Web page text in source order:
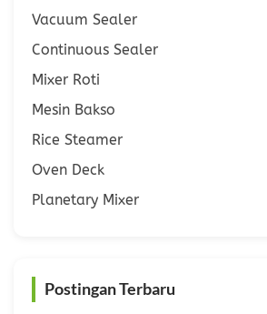
Vacuum Sealer
Continuous Sealer
Mixer Roti
Mesin Bakso
Rice Steamer
Oven Deck
Planetary Mixer
Postingan Terbaru